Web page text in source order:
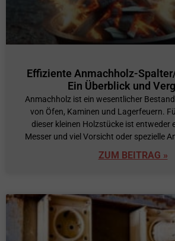
Effiziente Anmachholz-
Ein Überblick und
Anmachholz ist ein wesentlicher
von Öfen, Kaminen und Lagerfeuern.
dieser kleinen Holzstücke ist entweder
Messer und viel Vorsicht oder spezielle
ZUM BEITRAG »